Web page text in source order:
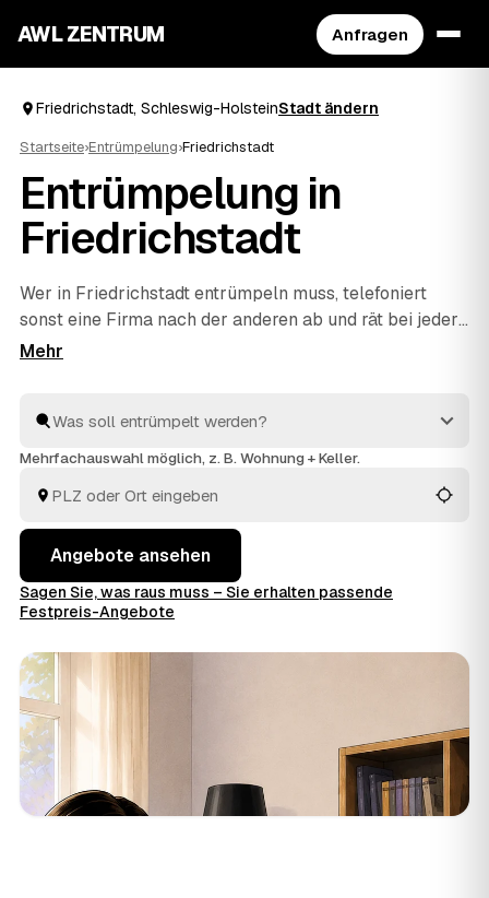
AWL ZENTRUM Anfragen
Friedrichstadt, Schleswig-HolsteinStadt ändern
Startseite›Entrümpelung›Friedrichstadt
Entrümpelung in
Friedrichstadt
Wer in Friedrichstadt entrümpeln muss, telefoniert
sonst eine Firma nach der anderen ab und rät bei jeder
die Kosten neu. Mit AWL beschreiben Sie Ihr Vorhaben
mehrerer geprüfter Anbieter aus Schleswig-Holstein.
Sie legen die Angebote nebeneinander und sehen
sich entschieden haben.
Mehrfachauswahl möglich, z. B. Wohnung + Keller.
Angebote ansehen
Sagen Sie, was raus muss – Sie erhalten passende
Festpreis-Angebote